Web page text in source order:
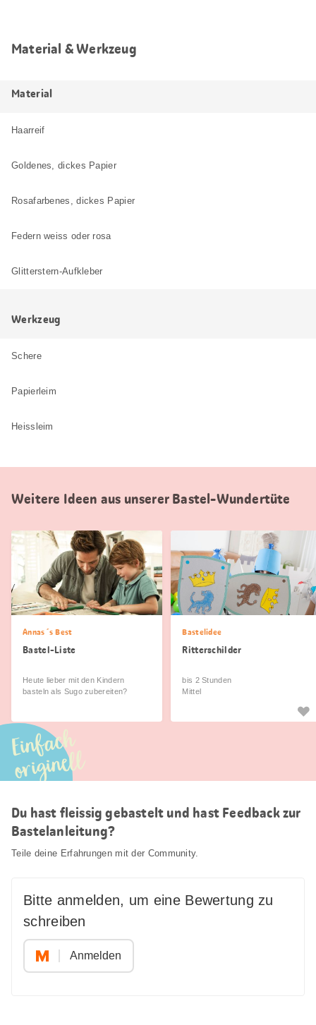
Material & Werkzeug
Material
Haarreif
Goldenes, dickes Papier
Rosafarbenes, dickes Papier
Federn weiss oder rosa
Glitterstern-Aufkleber
Werkzeug
Schere
Papierleim
Heissleim
Weitere Ideen aus unserer Bastel-Wundertüte
Annas´s Best
Bastel-Liste
Heute lieber mit den Kindern
basteln als Sugo zubereiten?
Bastelidee
Ritterschilder
bis 2 Stunden
Mittel
Einfach
originell
Du hast fleissig gebastelt und hast Feedback zur
Bastelanleitung?
Teile deine Erfahrungen mit der Community.
Bitte anmelden, um eine Bewertung zu
schreiben
Anmelden